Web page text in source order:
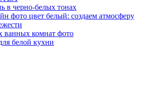
в черно-белых тонах
фото цвет белый: создаем атмосферу
ванных комнат фото
белой кухни